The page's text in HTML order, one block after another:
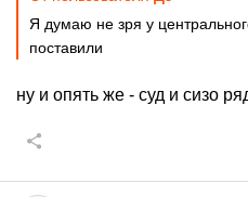
Я думаю не зря у
поставили
ну и опять же - суд и сизо